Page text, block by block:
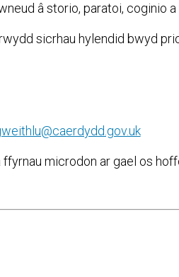
â storio, paratoi, coginio a
sicrhau hylendid bwyd
microdon ar gael os